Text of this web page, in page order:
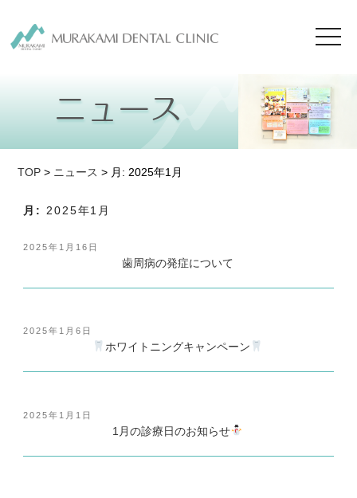
TOP > ニュース > 月: 2025年1月
月: 2025年1月
投
2025年1月16日
歯周病の発症について
投
2025年1月6日
ホワイトニングキャンペーン
投
2025年1月1日
1月の診療日のお知らせ